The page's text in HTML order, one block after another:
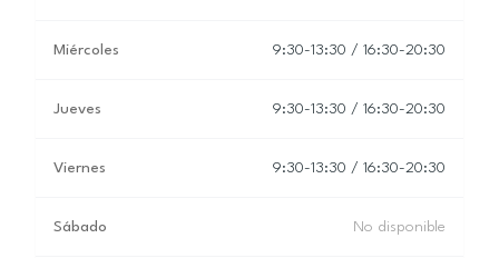
Miércoles 9:30-13:30 / 16:30-20:30
Jueves 9:30-13:30 / 16:30-20:30
Viernes 9:30-13:30 / 16:30-20:30
Sábado No disponible